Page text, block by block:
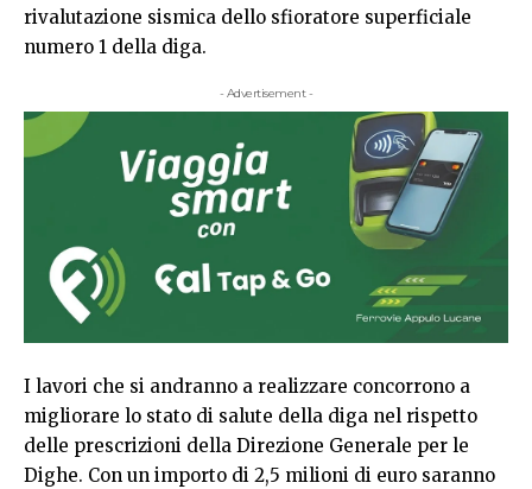
rivalutazione sismica dello sfioratore superficiale
numero 1 della diga.
- Advertisement -
I lavori che si andranno a realizzare concorrono a
migliorare lo stato di salute della diga nel rispetto
delle prescrizioni della Direzione Generale per le
Dighe. Con un importo di 2,5 milioni di euro saranno